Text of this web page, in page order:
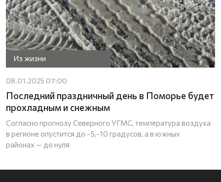
Из жизни
08.01.2025 07:00
Последний праздничный день в Поморье будет
прохладным и снежным
Согласно прогнозу Северного УГМС, температура воздуха
в регионе опустится до -5,-10 градусов, а в южных
районах — до нуля